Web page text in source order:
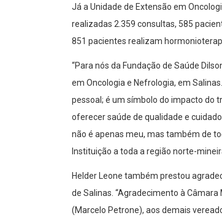
Já a Unidade de Extensão em
realizadas 2.359 consultas, 585
851 pacientes realizam
“Para nós da Fundação de Saúde
em Oncologia e Nefrologia, em
pessoal; é um símbolo do impacto do
oferecer saúde de qualidade e
não é apenas meu, mas também de
Instituição a toda a região norte-
Helder Leone também prestou
de Salinas. “Agradecimento à
(Marcelo Petrone), aos demais